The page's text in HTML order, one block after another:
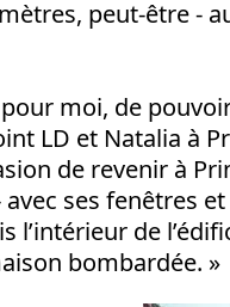
peut-être -
moi, de
LD et Natalia à
de revenir à
ses fenêtres
de
bombardée. »